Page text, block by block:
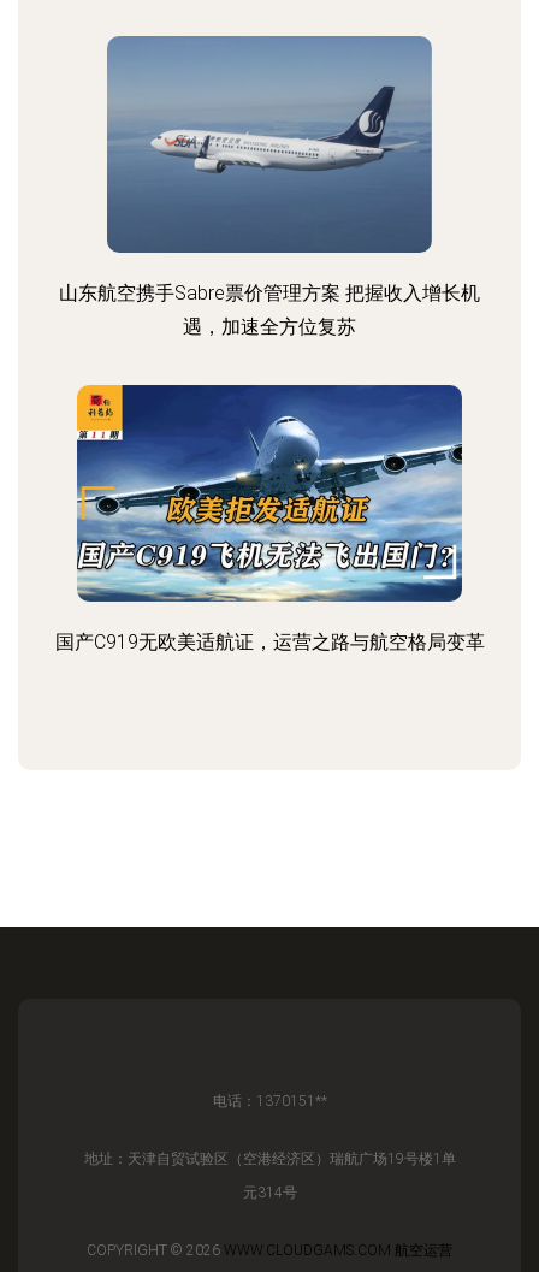
山东航空携手Sabre票价管理方案 把握收入增长机
遇，加速全方位复苏
国产C919无欧美适航证，运营之路与航空格局变革
电话：1370151**
地址：天津自贸试验区（空港经济区）瑞航广场19号楼1单
元314号
COPYRIGHT © 2026 WWW.CLOUDGAMS.COM 航空运营